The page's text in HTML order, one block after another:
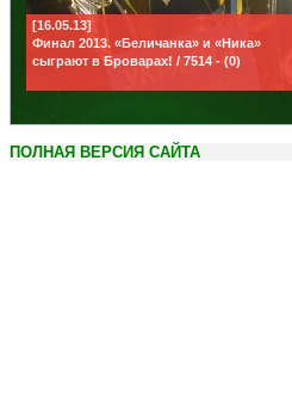
[16.05.13]
Финал 2013. «Беличанка» и «Ника»
сыграют в Броварах! / 7514 - (0)
ПОЛНАЯ ВЕРСИЯ САЙТА